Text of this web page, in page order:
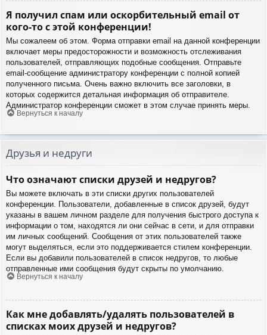
Я получил спам или оскорбительный email от
кого-то с этой конференции!
Мы сожалеем об этом. Форма отправки email на данной конференции
включает меры предосторожности и возможность отслеживания
пользователей, отправляющих подобные сообщения. Отправьте
email-сообщение администратору конференции с полной копией
полученного письма. Очень важно включить все заголовки, в
которых содержится детальная информация об отправителе.
Администратор конференции сможет в этом случае принять меры.
Вернуться к началу
Друзья и недруги
Что означают списки друзей и недругов?
Вы можете включать в эти списки других пользователей
конференции. Пользователи, добавленные в список друзей, будут
указаны в вашем личном разделе для получения быстрого доступа к
информации о том, находятся ли они сейчас в сети, и для отправки
им личных сообщений. Сообщения от этих пользователей также
могут выделяться, если это поддерживается стилем конференции.
Если вы добавили пользователей в список недругов, то любые
отправленные ими сообщения будут скрыты по умолчанию.
Вернуться к началу
Как мне добавлять/удалять пользователей в
списках моих друзей и недругов?